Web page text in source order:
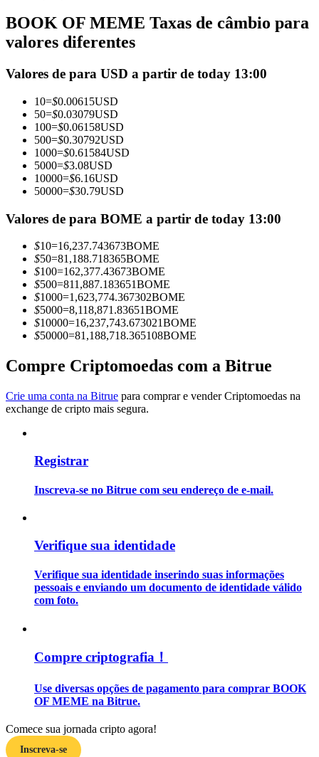
Torne-se um Trader de Cópias
Desfrute da partilha de lucros e comissões de copy trading
Informação
Análise de big data, incluindo informações comerciais, etc.
Guia
Guia para iniciantes em futuros
Aprenda como se manter lucrativo
BOOK OF MEME Taxas de câmbio para
valores diferentes
Valores de para USD a partir de today 13:00
10=$0.00615USD
50=$0.03079USD
100=$0.06158USD
500=$0.30792USD
1000=$0.61584USD
5000=$3.08USD
10000=$6.16USD
50000=$30.79USD
Valores de para BOME a partir de today 13:00
$10=16,237.743673BOME
$50=81,188.718365BOME
$100=162,377.43673BOME
$500=811,887.183651BOME
$1000=1,623,774.367302BOME
$5000=8,118,871.83651BOME
$10000=16,237,743.673021BOME
$50000=81,188,718.365108BOME
Compre Criptomoedas com a Bitrue
Crie uma conta na Bitrue para comprar e vender Criptomoedas na
exchange de cripto mais segura.
Registrar
Inscreva-se no Bitrue com seu endereço de e-mail.
Verifique sua identidade
Verifique sua identidade inserindo suas informações
pessoais e enviando um documento de identidade válido
com foto.
Compre criptografia！
Use diversas opções de pagamento para comprar BOOK
OF MEME na Bitrue.
Comece sua jornada cripto agora!
Inscreva-se